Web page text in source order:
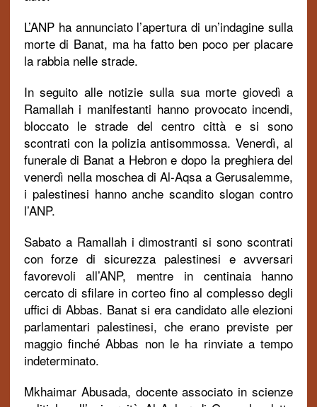
L’ANP ha annunciato l’apertura di un’indagine sulla
morte di Banat, ma ha fatto ben poco per placare
la rabbia nelle strade.
In seguito alle notizie sulla sua morte giovedì a
Ramallah i manifestanti hanno provocato incendi,
bloccato le strade del centro città e si sono
scontrati con la polizia antisommossa. Venerdì, al
funerale di Banat a Hebron e dopo la preghiera del
venerdì nella moschea di Al-Aqsa a Gerusalemme,
i palestinesi hanno anche scandito slogan contro
l’ANP.
Sabato a Ramallah i dimostranti si sono scontrati
con forze di sicurezza palestinesi e avversari
favorevoli all’ANP, mentre in centinaia hanno
cercato di sfilare in corteo fino al complesso degli
uffici di Abbas. Banat si era candidato alle elezioni
parlamentari palestinesi, che erano previste per
maggio finché Abbas non le ha rinviate a tempo
indeterminato.
Mkhaimar Abusada, docente associato in scienze